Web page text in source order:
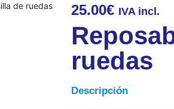
de ruedas 25.00€ IVA incl.
ruedas
Descripción